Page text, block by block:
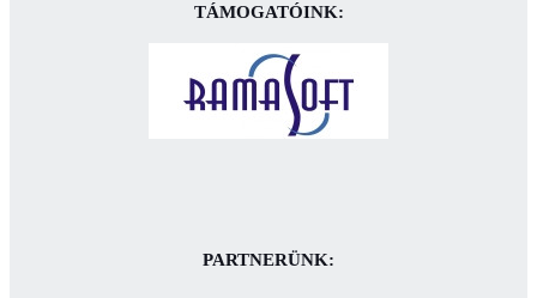
TÁMOGATÓINK:
PARTNERÜNK: